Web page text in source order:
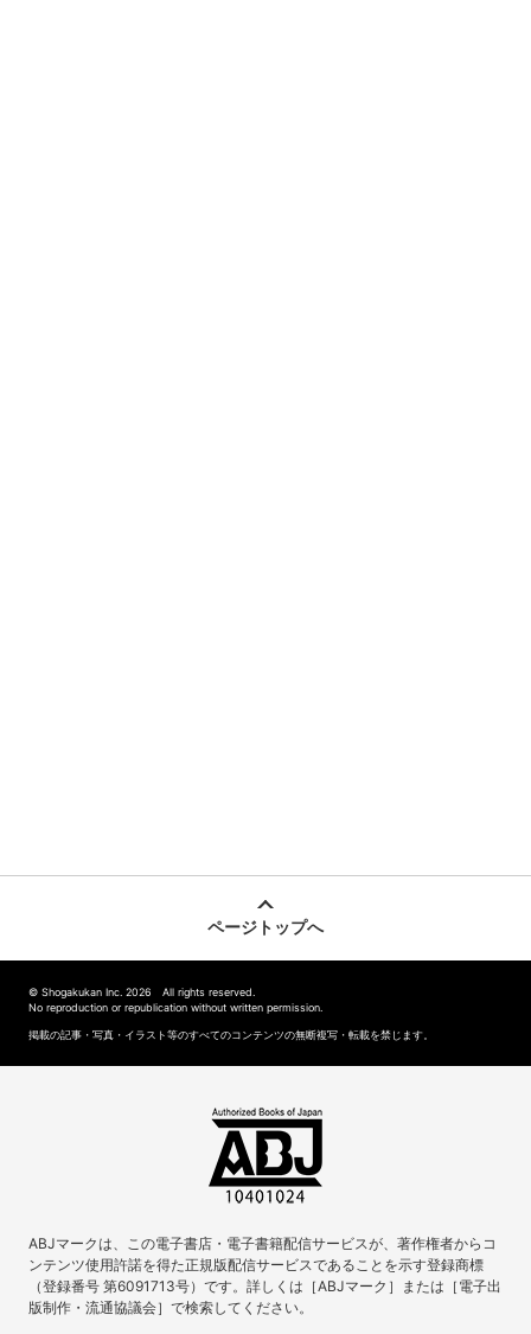
ページトップへ
© Shogakukan Inc. 2026 All rights reserved.
No reproduction or republication without written permission.
掲載の記事・写真・イラスト等のすべてのコンテンツの無断複写・転載を禁じます。
ABJマークは、この電子書店・電子書籍配信サービスが、著作権者からコ
ンテンツ使用許諾を得た正規版配信サービスであることを示す登録商標
（登録番号 第6091713号）です。詳しくは［ABJマーク］または［電子出
版制作・流通協議会］で検索してください。